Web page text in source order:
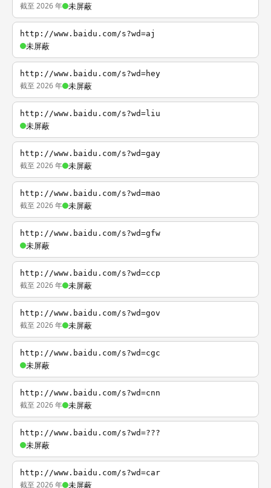
截至 2026 年 未屏蔽
http://www.baidu.com/s?wd=aj
未屏蔽
http://www.baidu.com/s?wd=hey
截至 2026 年 未屏蔽
http://www.baidu.com/s?wd=liu
未屏蔽
http://www.baidu.com/s?wd=gay
截至 2026 年 未屏蔽
http://www.baidu.com/s?wd=mao
截至 2026 年 未屏蔽
http://www.baidu.com/s?wd=gfw
未屏蔽
http://www.baidu.com/s?wd=ccp
截至 2026 年 未屏蔽
http://www.baidu.com/s?wd=gov
截至 2026 年 未屏蔽
http://www.baidu.com/s?wd=cgc
未屏蔽
http://www.baidu.com/s?wd=cnn
截至 2026 年 未屏蔽
http://www.baidu.com/s?wd=???
未屏蔽
http://www.baidu.com/s?wd=car
截至 2026 年 未屏蔽